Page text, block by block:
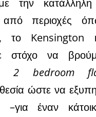
την
από περιοχές
το Kensington
στόχο να
2 bedroom
ώστε να
–για έναν